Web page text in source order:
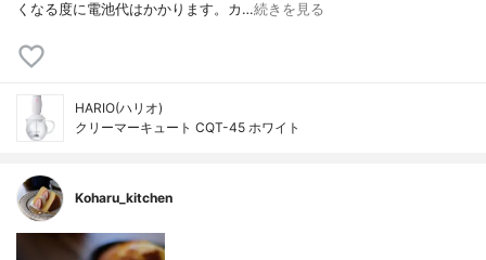
くなる度に電池代はかかります。カ…続きを見る
HARIO(ハリオ)
クリーマーキュート CQT-45 ホワイト
Koharu_kitchen